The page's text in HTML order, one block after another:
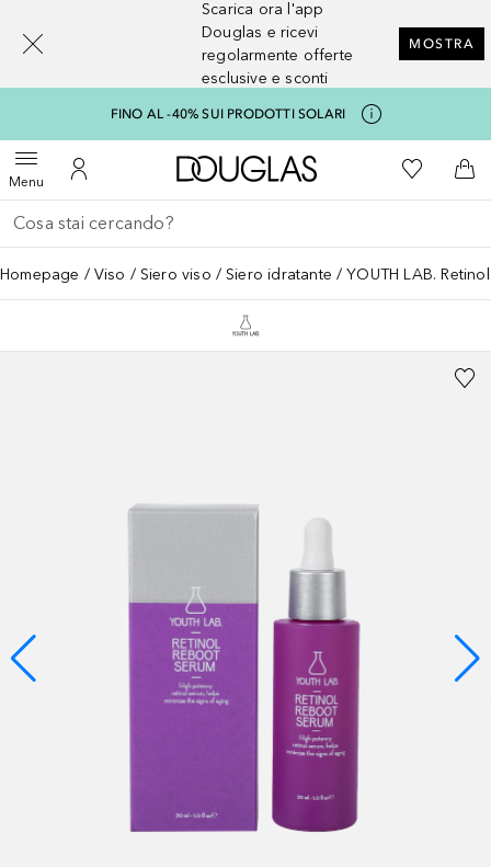
Scarica ora l'app
Douglas e ricevi
regolarmente offerte
esclusive e sconti
MOSTRA
FINO AL -40% SUI PRODOTTI SOLARI
MenuApri menuAl Mio Account
A Douglas HomeAlla Mia
Al
Torna indietro
Esegui ricerca
Homepage Viso Siero viso Siero idratante YOUTH LAB.
[navigation.slideout.screenreader]